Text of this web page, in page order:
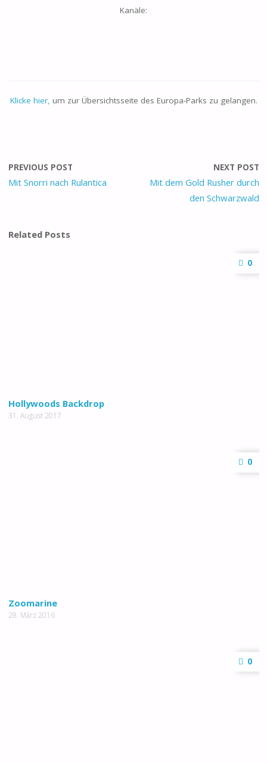
Kanäle:
Klicke hier, um zur Übersichtsseite des Europa-Parks zu gelangen.
PREVIOUS POST
Mit Snorri nach Rulantica
NEXT POST
Mit dem Gold Rusher durch
den Schwarzwald
Related Posts
0
Hollywoods Backdrop
31. August 2017
0
Zoomarine
28. März 2016
0